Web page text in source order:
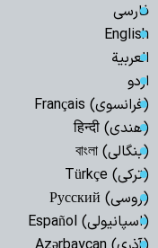
فارسی
English
العربیة
اردو
(فرانسوی) Français
(هندی) हिन्दी
(بنگالی) বাংলা
(ترکی) Türkçe
(روسی) Русский
(اسپانیولی) Español